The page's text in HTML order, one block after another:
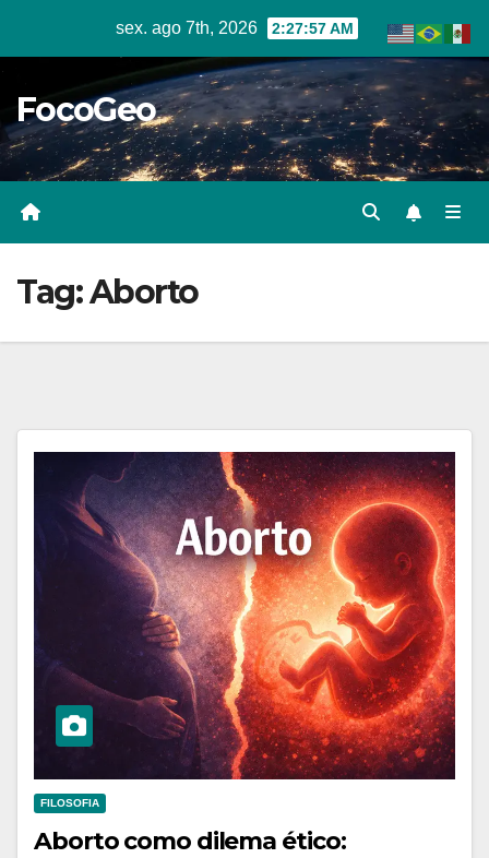
sex. ago 7th, 2026 2:27:57 AM
FocoGeo
Tag:Aborto
FILOSOFIA
Aborto como dilema ético: